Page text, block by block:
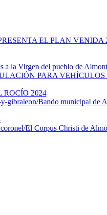
EL PLAN VENIDA
a la Virgen del pueblo de
PARA
2024
gibraleon/Bando municipal de
El Corpus Christi de